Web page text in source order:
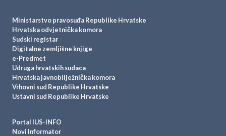
Ministarstvo pravosuđa Republike Hrvatske
Hrvatska odvjetnička komora
Sudski registar
Digitalne zemljišne knjige
e-Predmet
Udruga hrvatskih sudaca
Hrvatska javnobilježnička komora
Vrhovni sud Republike Hrvatske
Ustavni sud Republike Hrvatske
Portal IUS-INFO
Novi Informator